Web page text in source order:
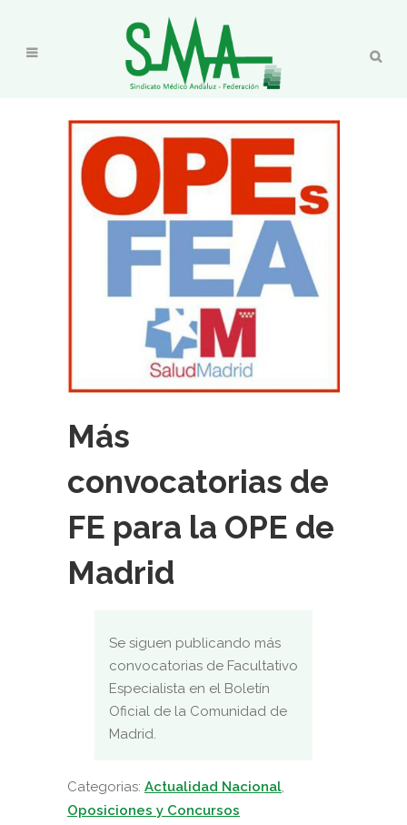
Más
convocatorias de
FE para la OPE de
Madrid
Se siguen publicando más
convocatorias de Facultativo
Especialista en el Boletín
Oficial de la Comunidad de
Madrid.
Categorias: Actualidad Nacional,
Oposiciones y Concursos